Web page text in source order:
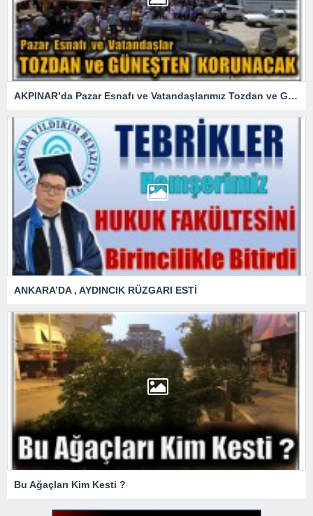
AKPINAR’da Pazar Esnafı ve Vatandaşlarımız Tozdan ve Güneşten Kurtuldu
ANKARA’DA , AYDINCIK RÜZGARI ESTİ
Bu Ağaçları Kim Kesti ?